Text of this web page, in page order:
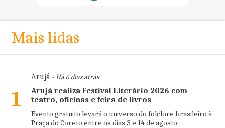
Mais lidas
1
Arujá- Há 6 dias atrás
Arujá realiza Festival Literário 2026 com
teatro, oficinas e feira de livros
Evento gratuito levará o universo do folclore brasileiro à
Praça do Coreto entre os dias 3 e 14 de agosto